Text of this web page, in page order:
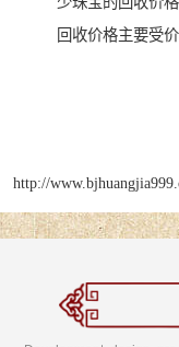
回收价格主要受
http://